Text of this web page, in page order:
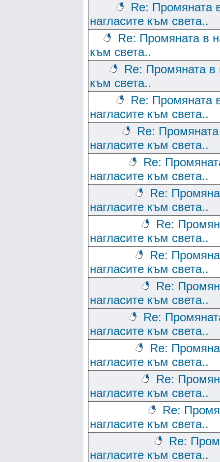
Re: Промяната
нагласите към света..
Re: Промяната в
към света..
Re: Промяната в
към света..
Re: Промяната
нагласите към света..
Re:
нагласите към света..
Re:
нагласите към света..
Re:
нагласите към света..
Re:
нагласите към света..
Re:
нагласите към света..
Re:
нагласите към света..
Re:
нагласите към света..
Re:
нагласите към света..
Re:
нагласите към света..
Re:
нагласите към света..
Re:
нагласите към света..